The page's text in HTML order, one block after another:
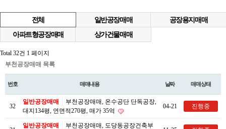
전체 일반공장매매
공장용지매매
아파트형공장매매
상가건물매매
Total 32건 1 페이지
부천공장매매 목록
번호 매매내용 날짜 매매상태
32
일반공장매매
부천공장매매, 온수공단 단독공장,
대지134평, 연면적270평, 매가 35억
04-21 진행중
일반공장매매
부천공장매매, 도당동공장건축부